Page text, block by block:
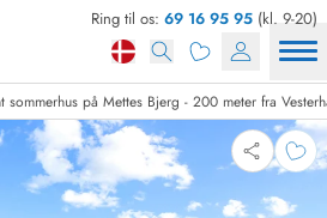
Ring til os: 69 16 95 95 (kl. 9-20)
sommerhus på Mettes Bjerg - 200 meter fra